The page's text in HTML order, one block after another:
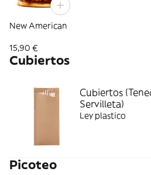
New American
15,90 €
Cubiertos
Cubiertos
Servilleta)
Ley plastico
Picoteo